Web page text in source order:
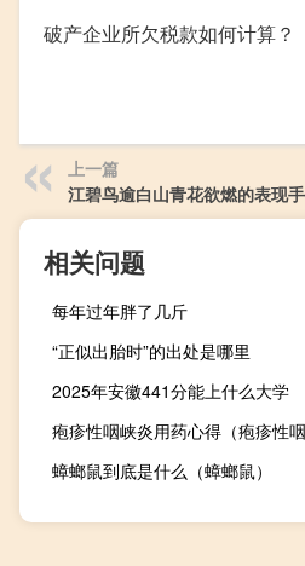
破产企业所欠税款如何计算？
上一篇
江碧鸟逾白山青花欲燃的表现
相关问题
每年过年胖了几斤
“正似出胎时”的出处是哪里
2025年安徽441分能上什么大学
疱疹性咽峡炎用药心得（疱疹性咽
蟑螂鼠到底是什么（蟑螂鼠）